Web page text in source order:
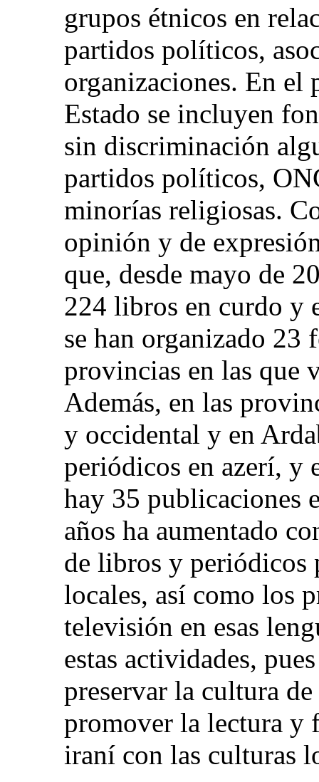
grupos étnicos en
partidos políticos,
organizaciones. En el
Estado se incluyen
sin discriminación
partidos políticos,
minorías religiosas.
opinión y de
que, desde mayo de
224 libros en curdo y
se han organizado 23
provincias en las que
Además, en las
y occidental y en
periódicos en azerí, y
hay 35 publicaciones
años ha aumentado
de libros y periódicos
locales, así como los
televisión en esas
estas actividades,
preservar la cultura
promover la lectura y
iraní con las culturas